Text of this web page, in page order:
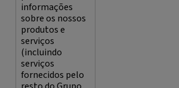
informações
sobre os nossos
produtos e
serviços
(incluindo
serviços
fornecidos pelo